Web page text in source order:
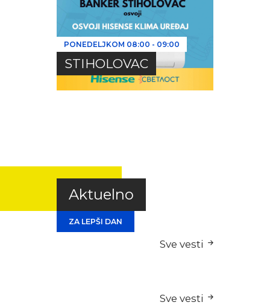
PONEDELJKOM 08:00 - 09:00
STIHOLOVAC
Aktuelno
ZA LEPŠI DAN
Sve vesti
Sve vesti